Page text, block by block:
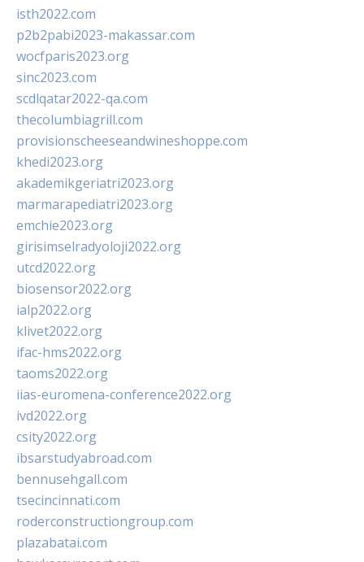
isth2022.com
p2b2pabi2023-makassar.com
wocfparis2023.org
sinc2023.com
scdlqatar2022-qa.com
thecolumbiagrill.com
provisionscheeseandwineshoppe.com
khedi2023.org
akademikgeriatri2023.org
marmarapediatri2023.org
emchie2023.org
girisimselradyoloji2022.org
utcd2022.org
biosensor2022.org
ialp2022.org
klivet2022.org
ifac-hms2022.org
taoms2022.org
iias-euromena-conference2022.org
ivd2022.org
csity2022.org
ibsarstudyabroad.com
bennusehgall.com
tsecincinnati.com
roderconstructiongroup.com
plazabatai.com